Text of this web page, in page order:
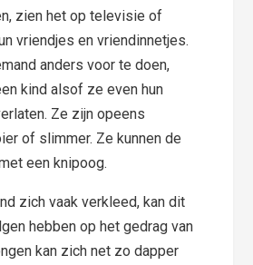
zien het op televisie of
vriendjes en vriendinnetjes.
anders voor te doen,
kind alsof ze even hun
Ze zijn opeens
of slimmer. Ze kunnen de
een knipoog.
zich vaak verkleed, kan dit
hebben op het gedrag van
kan zich net zo dapper